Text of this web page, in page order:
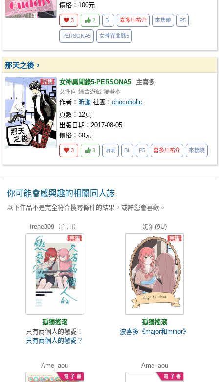
價格：100元
3 2 BL 喜多川祐介 來棲曉 P5
PERSONA5 女神異聞錄5
那天之後，
女神異聞錄5-PERSONA5 主喜多
女性向 綜合遊戲 漫畫本
作者： 昕瀨 社團：chocoholic
頁數：12頁
出版日期：2017-08-05
價格：60元
3 3 萌萌 BL P5 喜多川祐介 來棲曉
你可能會感興趣的相關同人誌
以下作品不是完全符合搜尋條件的結果，或許您會喜歡。
Irene309（白川）
孤獨搖滾
只有兩個人的戀愛！
只有兩個人的戀愛？
奶油(9U)
孤獨搖滾
波喜多《major和minor》
Ame_aou Ame_aou